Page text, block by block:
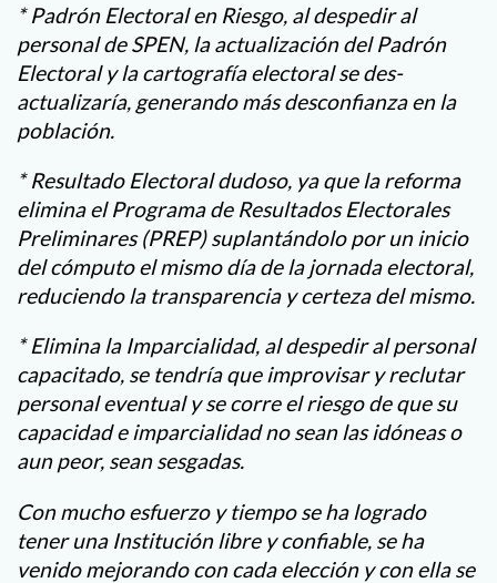
* Padrón Electoral en Riesgo, al despedir al
personal de SPEN, la actualización del Padrón
Electoral y la cartografía electoral se des-
actualizaría, generando más desconfianza en la
población.
* Resultado Electoral dudoso, ya que la reforma
elimina el Programa de Resultados Electorales
Preliminares (PREP) suplantándolo por un inicio
del cómputo el mismo día de la jornada electoral,
reduciendo la transparencia y certeza del mismo.
* Elimina la Imparcialidad, al despedir al personal
capacitado, se tendría que improvisar y reclutar
personal eventual y se corre el riesgo de que su
capacidad e imparcialidad no sean las idóneas o
aun peor, sean sesgadas.
Con mucho esfuerzo y tiempo se ha logrado
tener una Institución libre y confiable, se ha
venido mejorando con cada elección y con ella se